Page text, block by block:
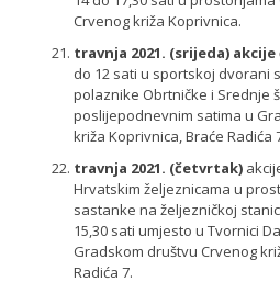
Crvenog križa Koprivnica.
travnja 2021. (srijeda) akcije
do 12 sati u sportskoj dvorani
polaznike Obrtničke i Srednje
poslijepodnevnim satima u
križa Koprivnica, Braće Radića
travnja 2021. (četvrtak)
Hrvatskim željeznicama u
sastanke na željezničkoj
15,30 sati umjesto u Tvornici
Gradskom društvu Crvenog
Radića 7.